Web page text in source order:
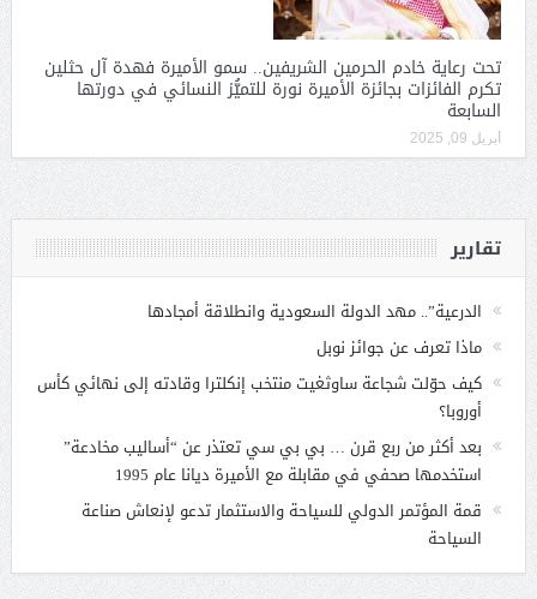
تحت رعاية خادم الحرمين الشريفين.. سمو الأميرة فهدة آل حثلين
تكرم الفائزات بجائزة الأميرة نورة للتميُّز النسائي في دورتها
السابعة
أبريل 09, 2025
تقارير
الدرعية”.. مهد الدولة السعودية وانطلاقة أمجادها
ماذا تعرف عن جوائز نوبل
كيف حوّلت شجاعة ساوثغيت منتخب إنكلترا وقادته إلى نهائي كأس
أوروبا؟
بعد أكثر من ربع قرن … بي بي سي تعتذر عن “أساليب مخادعة”
استخدمها صحفي في مقابلة مع الأميرة ديانا عام 1995
قمة المؤتمر الدولي للسياحة والاستثمار تدعو لإنعاش صناعة
السياحة